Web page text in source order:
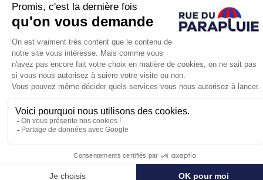
sécher au poignet grâce à sa dragonne. De plus, vous
pourrez ranger l'embout des baleines dans sa poignée
et ainsi éviter d'accrocher quoi que ce soit sur votre
passage.
Pratique, élégant et de marque,ce parapluie léopard Pierre
Cardin vous charmera.